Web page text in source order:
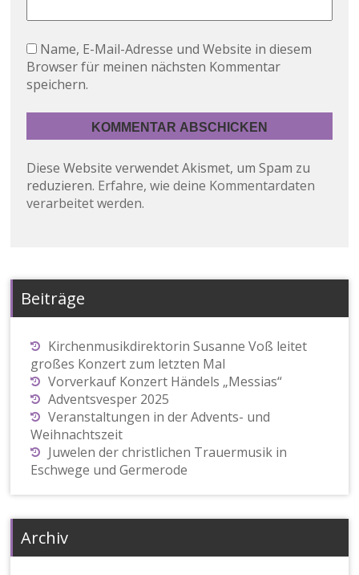
Name, E-Mail-Adresse und Website in diesem
Browser für meinen nächsten Kommentar
speichern.
Diese Website verwendet Akismet, um Spam zu
reduzieren. Erfahre, wie deine Kommentardaten
verarbeitet werden.
Beiträge
Kirchenmusikdirektorin Susanne Voß leitet
großes Konzert zum letzten Mal
Vorverkauf Konzert Händels „Messias“
Adventsvesper 2025
Veranstaltungen in der Advents- und
Weihnachtszeit
Juwelen der christlichen Trauermusik in
Eschwege und Germerode
Archiv